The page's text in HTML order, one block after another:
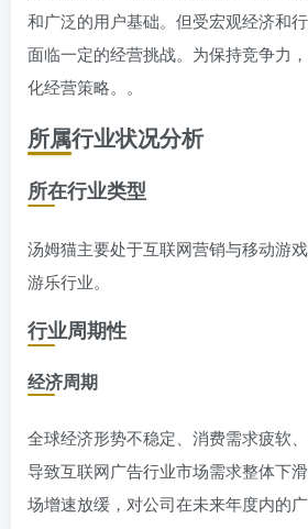
和广泛的用户基础。但受宏观经济和
面临一定的经营挑战。为保持竞争力
化经营策略。。
所属行业状况分析
所在行业类型
汤姆猫主要处于互联网营销与移动游
游乐行业。
行业周期性
经济周期
全球经济形势不稳定、消费需求疲软
导致互联网广告行业市场需求整体下
场增速放缓，对公司在未来年度内的